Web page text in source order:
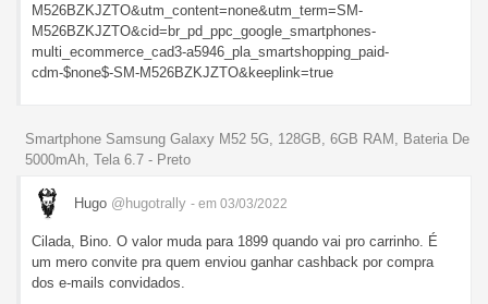
M526BZKJZTO&utm_content=none&utm_term=SM-
M526BZKJZTO&cid=br_pd_ppc_google_smartphones-
multi_ecommerce_cad3-a5946_pla_smartshopping_paid-
cdm-$none$-SM-M526BZKJZTO&keeplink=true
Smartphone Samsung Galaxy M52 5G, 128GB, 6GB RAM, Bateria De
5000mAh, Tela 6.7 - Preto
Hugo @hugotrally - em 03/03/2022
Cilada, Bino. O valor muda para 1899 quando vai pro carrinho. É
um mero convite pra quem enviou ganhar cashback por compra
dos e-mails convidados.